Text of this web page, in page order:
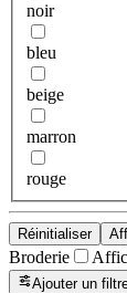
noir
bleu
beige
marron
rouge
Réinitialiser
Broderie
Ajouter un